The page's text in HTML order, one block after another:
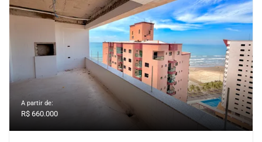
A partir de:
R$ 660.000